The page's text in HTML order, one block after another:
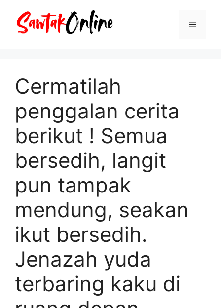
Menu
Cermatilah
penggalan cerita
berikut ! Semua
bersedih, langit
pun tampak
mendung, seakan
ikut bersedih.
Jenazah yuda
terbaring kaku di